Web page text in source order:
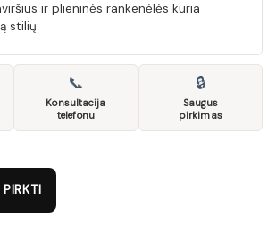
ir plieninės rankenėlės kuria
stilių.
📞
Konsultacija
telefonu
🔒
Saugus
pirkimas
Komoda CNAK02
PIRKTI